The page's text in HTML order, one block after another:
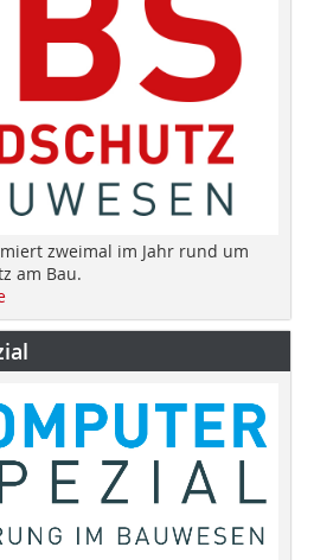
zweimal im Jahr rund um
am Bau.